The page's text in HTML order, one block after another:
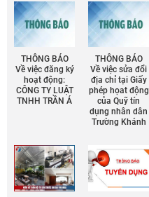
THÔNG BÁO
Về việc đăng ký
hoạt động:
CÔNG TY LUẬT
TNHH TRẦN Á
THÔNG BÁO
Về việc sửa đổi
địa chỉ tại Giấy
phép họat động
của Quỹ tín
dụng nhân dân
Trường Khánh